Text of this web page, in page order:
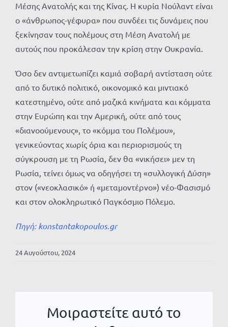
Μέσης Ανατολής και της Κίνας. Η κυρία Νούλαντ είναι
ο «άνθρωπος-γέφυρα» που συνδέει τις δυνάμεις που
ξεκίνησαν τους πολέμους στη Μέση Ανατολή με
αυτούς που προκάλεσαν την κρίση στην Ουκρανία.
Όσο δεν αντιμετωπίζει καμιά σοβαρή αντίσταση ούτε
από το δυτικό πολιτικό, οικονομικό και μιντιακό
κατεστημένο, ούτε από μαζικά κινήματα και κόμματα
στην Ευρώπη και την Αμερική, ούτε από τους
«διανοούμενους», το «κόμμα του Πολέμου»,
γενικεύοντας χωρίς όρια και περιορισμούς τη
σύγκρουση με τη Ρωσία, δεν θα «νικήσει» μεν τη
Ρωσία, τείνει όμως να οδηγήσει τη «συλλογική Δύση»
στον («νεοκλασικό» ή «μεταμοντέρνο») νέο-Φασισμό
και στον ολοκληρωτικό Παγκόσμιο Πόλεμο.
Πηγή:konstantakopoulos.gr
24 Αυγούστου, 2024
Μοιραστείτε αυτό το